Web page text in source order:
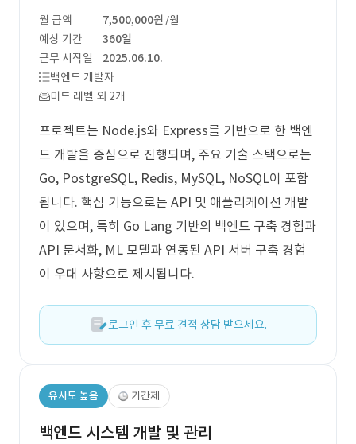
월 금액 7,500,000원 /월
예상 기간
360일
근무 시작일
2025.06.10.
백엔드 개발자
미드 레벨 외 2개
프로젝트는 Node.js와 Express를 기반으로 한 백엔
드 개발을 중심으로 진행되며, 주요 기술 스택으로는
Go, PostgreSQL, Redis, MySQL, NoSQL이 포함
됩니다. 핵심 기능으로는 API 및 애플리케이션 개발
이 있으며, 특히 Go Lang 기반의 백엔드 구축 경험과
API 문서화, ML 모델과 연동된 API 서버 구축 경험
이 우대 사항으로 제시됩니다.
로그인 후 무료 견적 상담 받으세요.
유사도 높음 기간제
백엔드 시스템 개발 및 관리